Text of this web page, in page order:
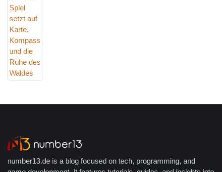
number13.de is a blog focused on tech, programming, and